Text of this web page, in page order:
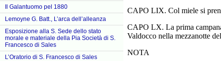
Il Galantuomo pel 1880
Lemoyne G. Batt., L’arca dell’alleanza
Esposizione alla S. Sede dello stato
morale e materiale della Pia Società di S.
Francesco di Sales
L’Oratorio di S. Francesco di Sales
CAPO LIX. Col miele si
CAPO LX. La prima
Valdocco nella mezzanotte
NOTA